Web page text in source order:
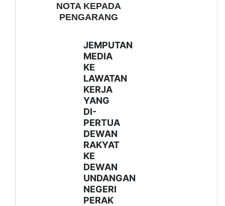
NOTA KEPADA
PENGARANG
JEMPUTAN
MEDIA
KE
LAWATAN
KERJA
YANG
DI-
PERTUA
DEWAN
RAKYAT
KE
DEWAN
UNDANGAN
NEGERI
PERAK